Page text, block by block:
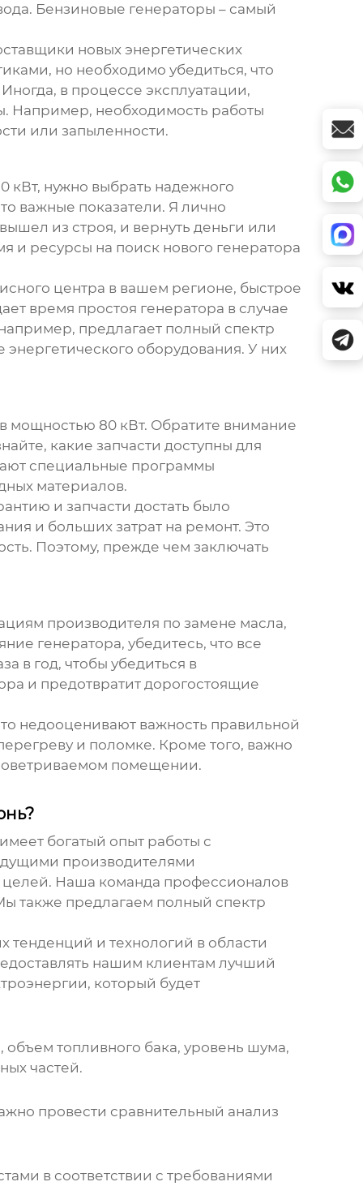
Бензиновые генераторы – самый
новых энергетических
но необходимо убедиться, что
в процессе эксплуатации,
Например, необходимость работы
или запыленности.
кВт, нужно выбрать надежного
важные показатели. Я лично
из строя, и вернуть деньги или
и ресурсы на поиск нового генератора
центра в вашем регионе, быстрое
время простоя генератора в случае
предлагает полный спектр
энергетического оборудования. У них
мощностью 80 кВт. Обратите внимание
какие запчасти доступны для
специальные программы
материалов.
и запчасти достать было
и больших затрат на ремонт. Это
Поэтому, прежде чем заключать
производителя по замене масла,
генератора, убедитесь, что все
в год, чтобы убедиться в
и предотвратит дорогостоящие
недооценивают важность правильной
и поломке. Кроме того, важно
помещении.
богатый опыт работы с
производителями
целей. Наша команда профессионалов
также предлагаем полный спектр
тенденций и технологий в области
нашим клиентам лучший
который будет
топливного бака, уровень шума,
частей.
провести сравнительный анализ
в соответствии с требованиями